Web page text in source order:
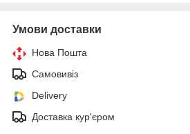
Умови доставки
Нова Пошта
Самовивіз
Delivery
Доставка кур'єром